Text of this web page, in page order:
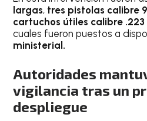
largas, tres pistolas calibre
cartuchos útiles calibre .223
cuales fueron puestos a
ministerial.
Autoridades
vigilancia tras un
despliegue